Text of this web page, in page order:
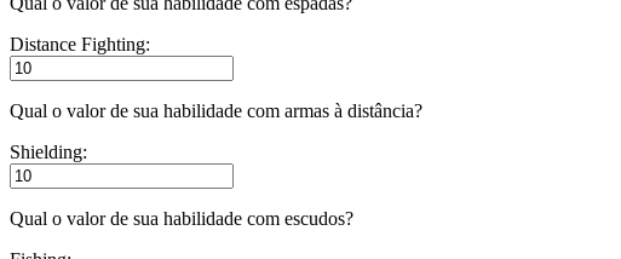
Distance Fighting:
Qual o valor de sua habilidade com armas à distância?
Shielding:
Qual o valor de sua habilidade com escudos?